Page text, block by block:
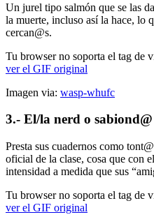
Un jurel tipo salmón que se las
la muerte, incluso así la hace, lo
cercan@s.
Tu browser no soporta el tag de
ver el GIF original
Imagen via: wasp-whufc
3.- El/la nerd o sabiond@
Presta sus cuadernos como
oficial de la clase, cosa que con
intensidad a medida que sus
Tu browser no soporta el tag de
ver el GIF original